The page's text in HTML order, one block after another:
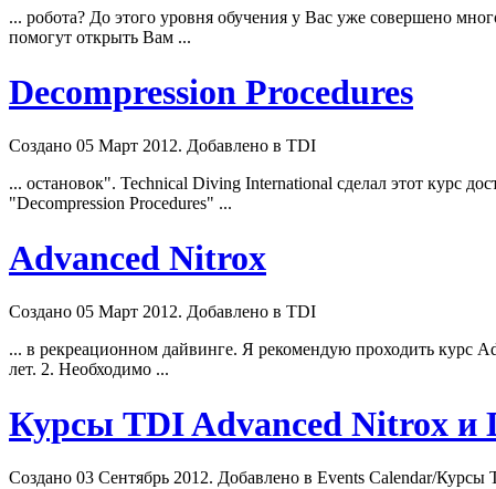
... робота? До этого уровня обучения у Вас уже совершено
помогут открыть Вам ...
Decompression Procedures
Создано 05 Март 2012. Добавлено в TDI
... остановок". Technical Diving International сделал этот курс
"Decompression Procedures" ...
Advanced Nitrox
Создано 05 Март 2012. Добавлено в TDI
... в рекреационном дайвинге. Я рекомендую проходить курс
лет. 2. Необходимо ...
Курсы TDI Advanced Nitrox и
Создано 03 Сентябрь 2012. Добавлено в Events Calendar/